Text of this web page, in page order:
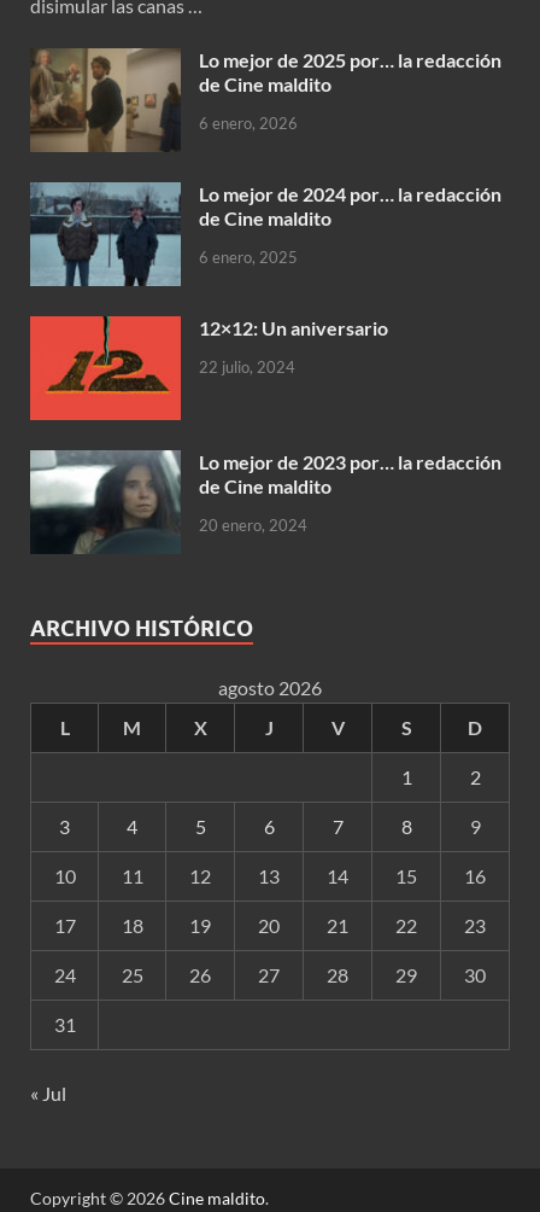
disimular las canas …
Lo mejor de 2025 por… la redacción
de Cine maldito
6 enero, 2026
Lo mejor de 2024 por… la redacción
de Cine maldito
6 enero, 2025
12×12: Un aniversario
22 julio, 2024
Lo mejor de 2023 por… la redacción
de Cine maldito
20 enero, 2024
ARCHIVO HISTÓRICO
agosto 2026
L
M X J V S D
1 2
3 4 5 6 7 8 9
10 11 12 13 14 15 16
17 18 19 20 21 22 23
24 25 26 27 28 29 30
31
« Jul
Copyright © 2026Cine maldito.